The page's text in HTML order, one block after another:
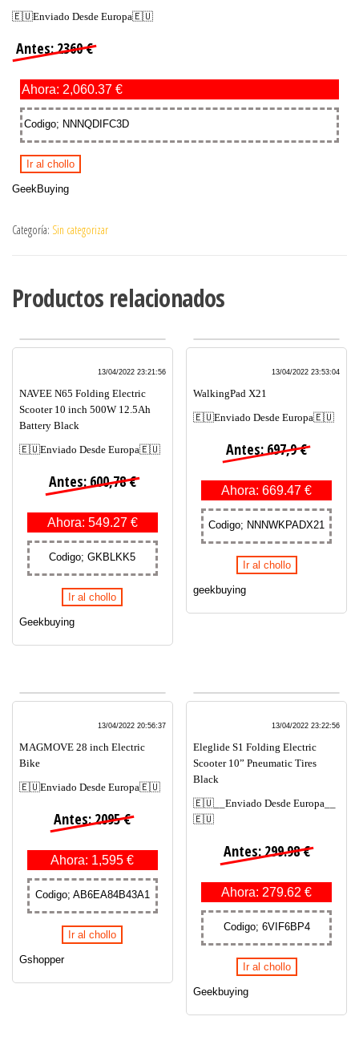
🇪🇺Enviado Desde Europa🇪🇺
Antes: 2360 €
Ahora: 2,060.37 €
Codigo; NNNQDIFC3D
Ir al chollo
GeekBuying
Categoría: Sin categorizar
Productos relacionados
13/04/2022 23:21:56
NAVEE N65 Folding Electric
Scooter 10 inch 500W 12.5Ah
Battery Black
🇪🇺Enviado Desde Europa🇪🇺
Antes: 600,78 €
Ahora: 549.27 €
Codigo; GKBLKK5
Ir al chollo
Geekbuying
13/04/2022 23:53:04
WalkingPad X21
🇪🇺Enviado Desde Europa🇪🇺
Antes: 697,9 €
Ahora: 669.47 €
Codigo; NNNWKPADX21
Ir al chollo
geekbuying
13/04/2022 20:56:37
MAGMOVE 28 inch Electric
Bike
🇪🇺Enviado Desde Europa🇪🇺
Antes: 2095 €
Ahora: 1,595 €
Codigo; AB6EA84B43A1
Ir al chollo
Gshopper
13/04/2022 23:22:56
Eleglide S1 Folding Electric
Scooter 10” Pneumatic Tires
Black
🇪🇺__Enviado Desde Europa__
🇪🇺
Antes: 299.98 €
Ahora: 279.62 €
Codigo; 6VIF6BP4
Ir al chollo
Geekbuying